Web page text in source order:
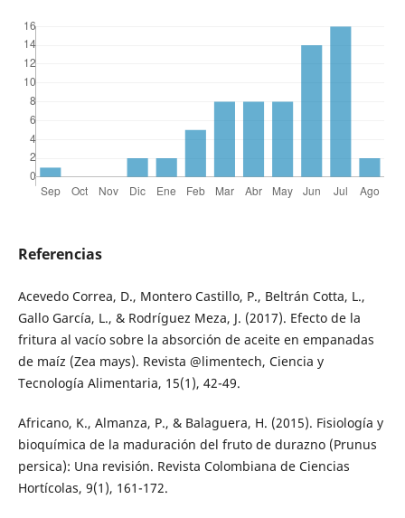
Referencias
Acevedo Correa, D., Montero Castillo, P., Beltrán Cotta, L.,
Gallo García, L., & Rodríguez Meza, J. (2017). Efecto de la
fritura al vacío sobre la absorción de aceite en empanadas
de maíz (Zea mays). Revista @limentech, Ciencia y
Tecnología Alimentaria, 15(1), 42-49.
Africano, K., Almanza, P., & Balaguera, H. (2015). Fisiología y
bioquímica de la maduración del fruto de durazno (Prunus
persica): Una revisión. Revista Colombiana de Ciencias
Hortícolas, 9(1), 161-172.